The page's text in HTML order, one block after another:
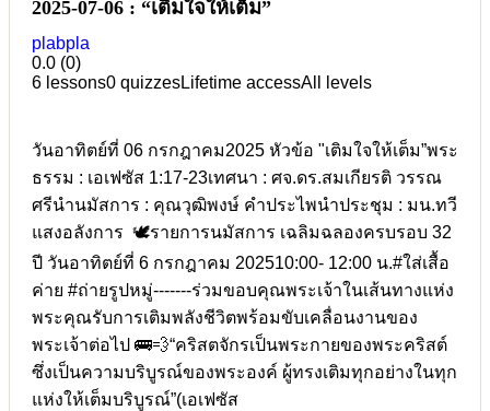
2025-07-06 : “เติมใจให้เต็ม”
plabpla
0.0 (0)
6 lessons0 quizzesLifetime accessAll levels
วันอาทิตย์ที่ 06 กรกฎาคม2025 หัวข้อ "เติมใจให้เต็ม”พระ
ธรรม : เอเฟซัส 1:17-23เทศนา : ศจ.ดร.สมเกียรติ วรรณ
ศรีนำนมัสการ : คุณวุฒิพงษ์ คำประไพนำประชุม : มน.ทวี
แสงอลังการ 🕊️รายการนมัสการ เฉลิมฉลองครบรอบ 32
ปี วันอาทิตย์ที่ 6 กรกฎาคม 202510:00- 12:00 น.#ใส่เสื้อ
ค่าย #ถ่ายรูปหมู่-------ร่วมขอบคุณพระเจ้าในเส้นทางแห่ง
พระคุณรับการเติมพลังชีวิตพร้อมขับเคลื่อนงานของ
พระเจ้าต่อไป 🚌💨“คริสตจักรเป็นพระกายของพระคริสต์
ซึ่งเป็นความบริบูรณ์ของพระองค์ ผู้ทรงเติมทุกอย่างในทุก
แห่งให้เต็มบริบูรณ์”‭‭(เอเฟซัส‬